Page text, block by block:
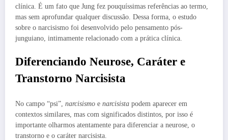
clínica. É um fato que Jung fez pouquíssimas referências ao termo,
mas sem aprofundar qualquer discussão. Dessa forma, o estudo
sobre o narcisismo foi desenvolvido pelo pensamento pós-
junguiano, intimamente relacionado com a prática clínica.
Diferenciando Neurose, Caráter e
Transtorno Narcisista
No campo “psi”, narcisismo e narcisista podem aparecer em
contextos similares, mas com significados distintos, por isso é
importante olharmos atentamente para diferenciar a neurose, o
transtorno e o caráter narcisista.